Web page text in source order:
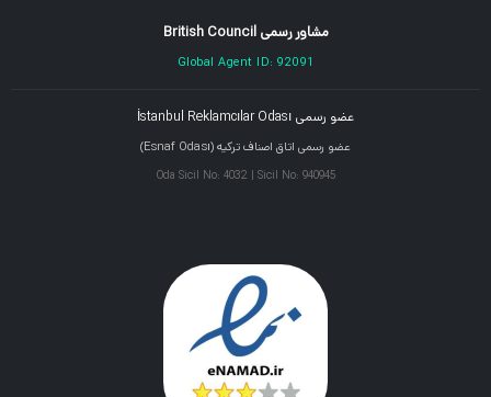
مشاور رسمی British Council
Global Agent ID: 92091
عضو رسمی İstanbul Reklamcılar Odası
عضو رسمی اتاق اصناف ترکیه (Esnaf Odası)
Oda Sicil No: 4032 | Sicil No: 940945